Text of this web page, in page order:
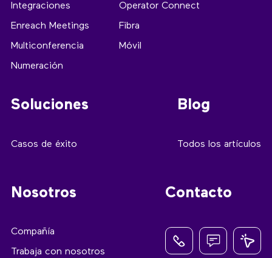
Integraciones
Enreach Meetings
Multiconferencia
Numeración
Operator Connect
Fibra
Móvil
Soluciones
Casos de éxito
Blog
Todos los artículos
Nosotros
Compañía
Trabaja con nosotros
Contacto